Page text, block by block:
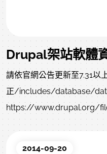
請依官網公告更新至7.31以
正/includes/database/
https://www.drupal.org/
005-D7.patch本弱點可以
2014-09-20